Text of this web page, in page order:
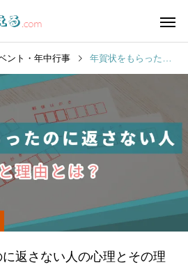
ント・年中行事 年賀状をもらったのに返さない人の心理とその理由とは？
返さない人の心理とその理